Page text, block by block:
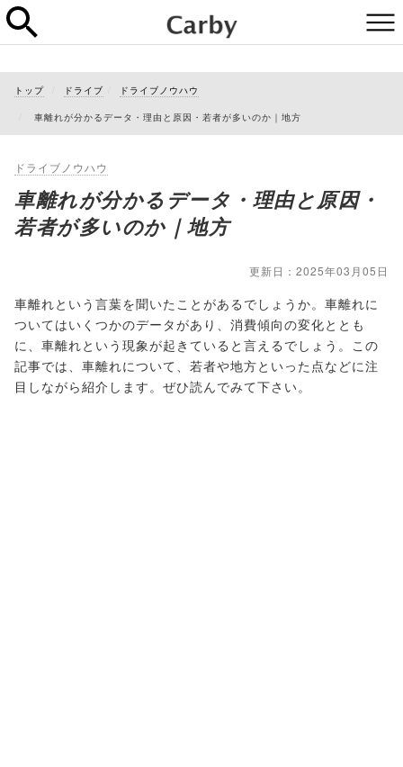
トップ ドライブ ドライブノウハウ
車離れが分かるデータ・理由と原因・若者が多いのか｜地方
ドライブノウハウ
車離れが分かるデータ・理由と原因・
若者が多いのか｜地方
更新日：2025年03月05日
車離れという言葉を聞いたことがあるでしょうか。車離れに
ついてはいくつかのデータがあり、消費傾向の変化ととも
に、車離れという現象が起きていると言えるでしょう。この
記事では、車離れについて、若者や地方といった点などに注
目しながら紹介します。ぜひ読んでみて下さい。